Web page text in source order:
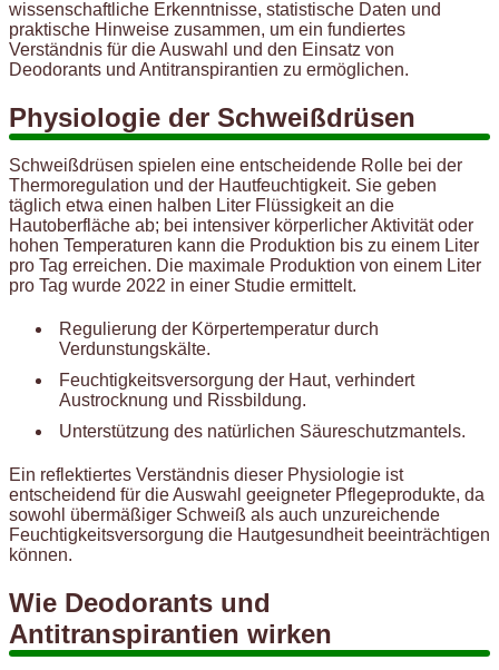
wissenschaftliche Erkenntnisse, statistische Daten und
praktische Hinweise zusammen, um ein fundiertes
Verständnis für die Auswahl und den Einsatz von
Deodorants und Antitranspirantien zu ermöglichen.
Physiologie der Schweißdrüsen
Schweißdrüsen spielen eine entscheidende Rolle bei der
Thermoregulation und der Hautfeuchtigkeit. Sie geben
täglich etwa einen halben Liter Flüssigkeit an die
Hautoberfläche ab; bei intensiver körperlicher Aktivität oder
hohen Temperaturen kann die Produktion bis zu einem Liter
pro Tag erreichen. Die maximale Produktion von einem Liter
pro Tag wurde 2022 in einer Studie ermittelt.
Regulierung der Körpertemperatur durch
Verdunstungskälte.
Feuchtigkeitsversorgung der Haut, verhindert
Austrocknung und Rissbildung.
Unterstützung des natürlichen Säureschutzmantels.
Ein reflektiertes Verständnis dieser Physiologie ist
entscheidend für die Auswahl geeigneter Pflegeprodukte, da
sowohl übermäßiger Schweiß als auch unzureichende
Feuchtigkeitsversorgung die Hautgesundheit beeinträchtigen
können.
Wie Deodorants und
Antitranspirantien wirken